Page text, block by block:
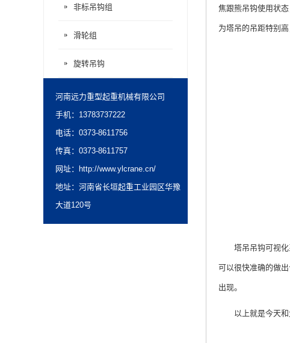
焦跟熊吊钩使用状
为塔吊的吊距特别
塔吊吊钩可视化系
可以很快准确的做
出现。
以上就是今天和大
非标吊钩组
滑轮组
旋转吊钩
河南远力重型起重机械有限公司
手机：13783737222
电话：0373-8611756
传真：0373-8611757
网址：
http://www.ylcrane.cn/
地址：河南省长垣起重工业园区华豫
大道120号